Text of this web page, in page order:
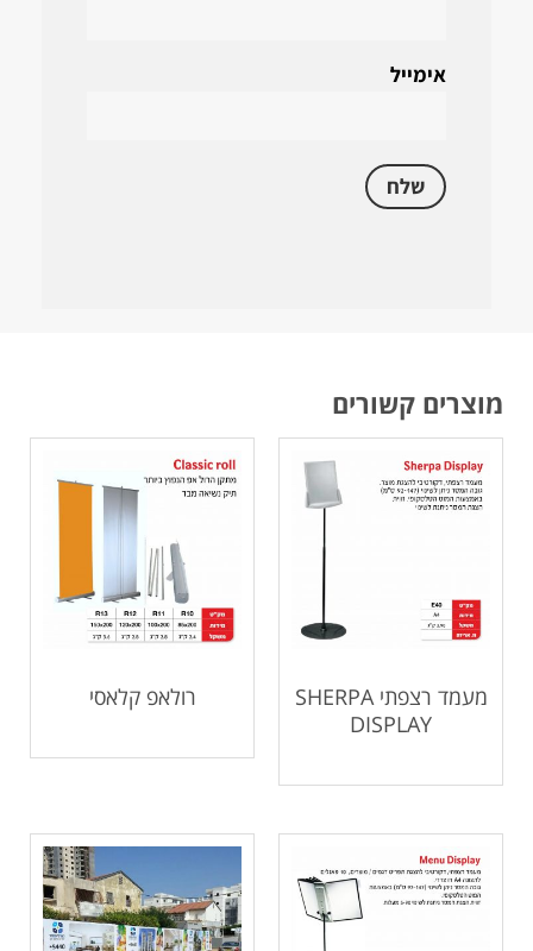
אימייל
מוצרים קשורים
מעמד רצפתי SHERPA
DISPLAY
רולאפ קלאסי